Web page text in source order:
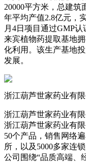
20000平方米，总建筑
年平均产值2.8亿元，
月4日项目通过GMP认
来宾植物药提取基地
化利用。该生产基地
发展。
浙江葫芦世家药业有限
浙江葫芦世家药业有
浙江葫芦世家药业有
50个产品，销售网络
所，以及5000多家连锁
公司围绕“品质高端、